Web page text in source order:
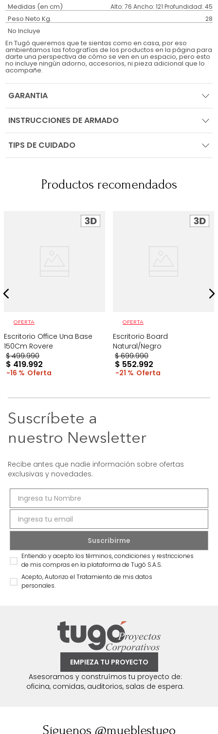
Medidas (en cm) Alto: 76 Ancho: 121 Profundidad: 45
Peso Neto Kg. 28
No Incluye
En Tugó queremos que te sientas como en casa, por eso
ambientamos las fotografías de los productos en la página para
darte una perspectiva de cómo se ven en un espacio, pero esto
no incluye ningún adorno, accesorios, ni pieza adicional que lo
acompañe.
GARANTIA
INSTRUCCIONES DE ARMADO
TIPS DE CUIDADO
Productos recomendados
OFERTA
Escritorio Office Una Base
150Cm Rovere
$ 499.990
$ 419.992
16 %
OFERTA
Escritorio Board
Natural/Negro
$ 699.990
$ 552.992
21 %
Suscríbete a
nuestro Newsletter
Recibe antes que nadie información sobre ofertas
exclusivas y novedades.
Entiendo y acepto los términos, condiciones y restricciones
de mis compras en la plataforma de Tugó S.A.S.
Acepto, Autorizo el Tratamiento de mis datos
personales.
EMPIEZA TU PROYECTO
Asesoramos y construímos tu proyecto de:
oficina, comidas, auditorios, salas de espera.
Síguenos @mueblestugo